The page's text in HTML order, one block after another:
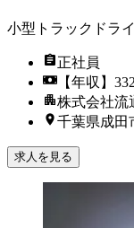
小型トラックドラ
正社員
【年収】
株式会社流
千葉県成田
求人を見る